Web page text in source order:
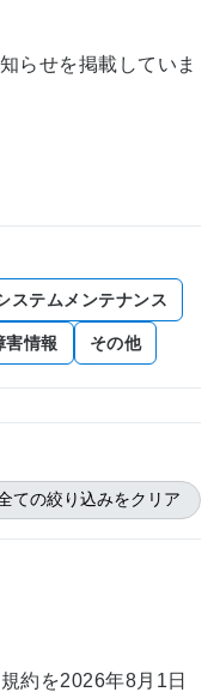
らせを掲載していま
ステムメンテナンス
害情報 その他
ての絞り込みをクリア
約を2026年8月1日